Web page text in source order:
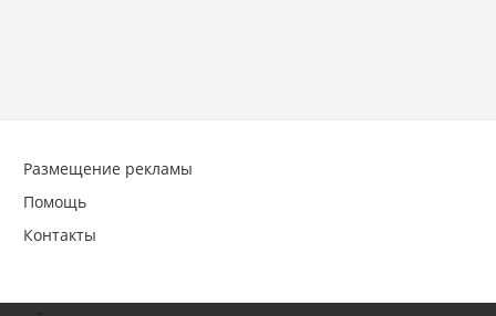
Размещение рекламы
Помощь
Контакты